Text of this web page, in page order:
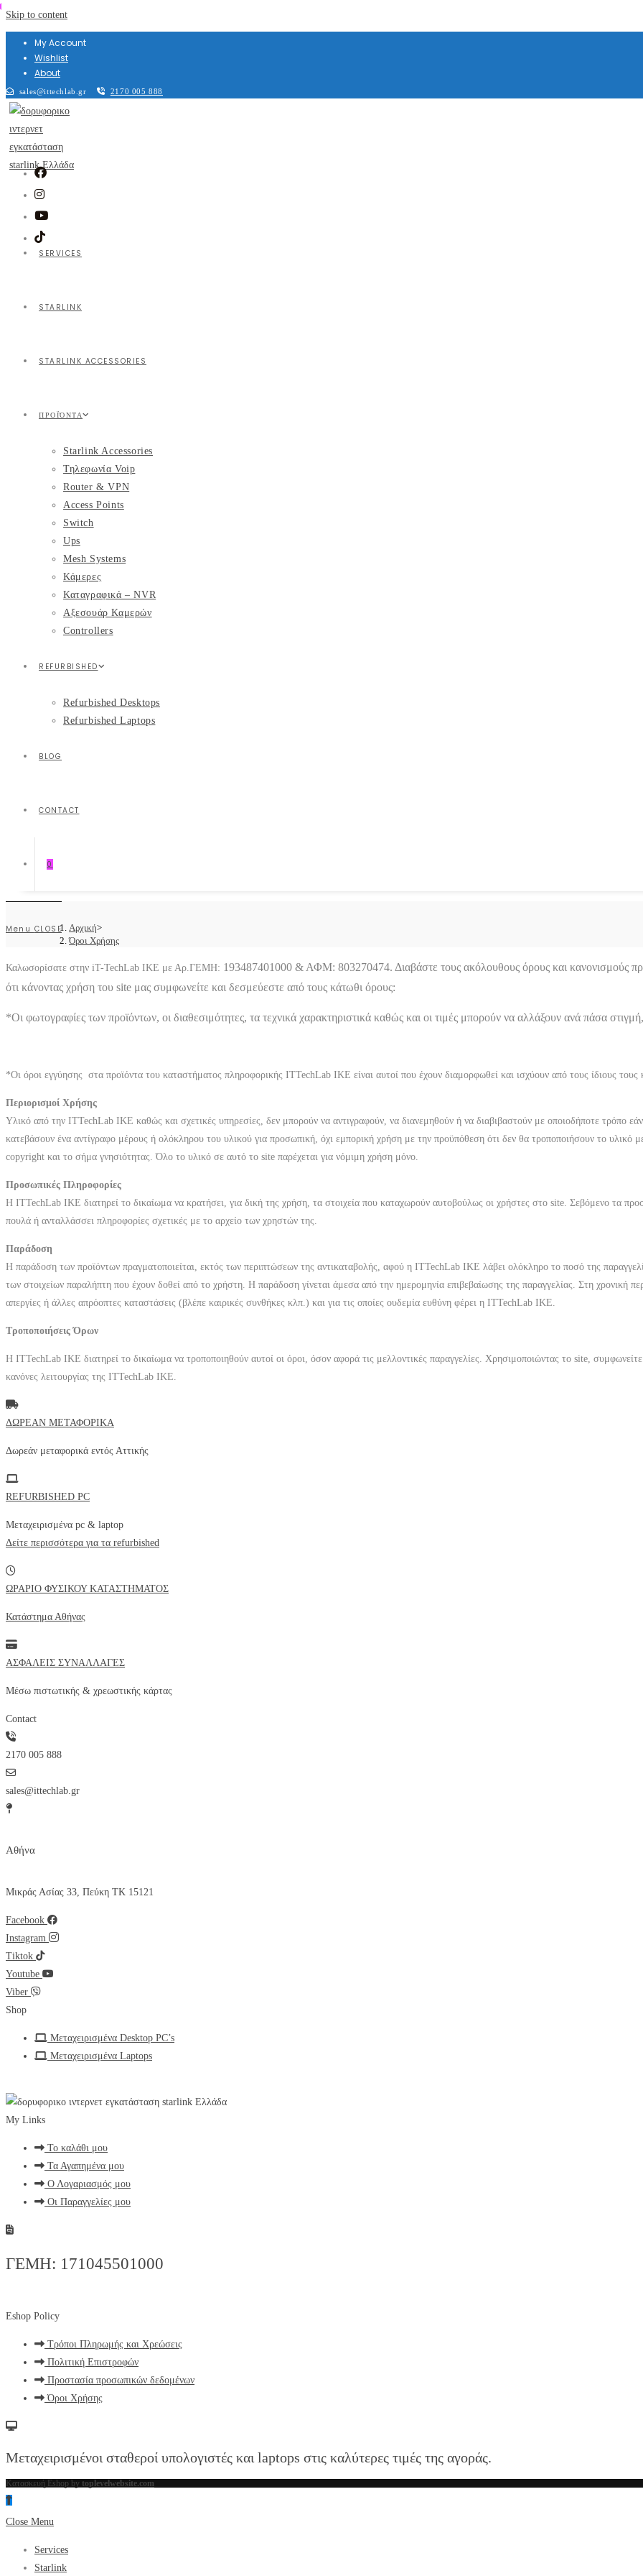
Skip to content
My Account
Wishlist
About
sales@ittechlab.gr 2170 005 888
SERVICES
STARLINK
STARLINK ACCESSORIES
ΠΡΟΪΌΝΤΑ
Starlink Accessories
Τηλεφωνία Voip
Router & VPN
Access Points
Switch
Ups
Mesh Systems
Κάμερες
Καταγραφικά – NVR
Αξεσουάρ Καμερών
Controllers
REFURBISHED
Refurbished Desktops
Refurbished Laptops
BLOG
CONTACT
0
Menu CLOSE Αρχική>
Όροι Χρήσης
Καλωσορίσατε στην iT-TechLab IKE με Αρ.ΓΕΜΗ: 193487401000 & ΑΦΜ: 803270474. Διαβάστε τους ακόλουθους όρους και κανονισμούς
ότι κάνοντας χρήση του site μας συμφωνείτε και δεσμεύεστε από τους κάτωθι όρους:
*Οι φωτογραφίες των προϊόντων, οι διαθεσιμότητες, τα τεχνικά χαρακτηριστικά καθώς και οι τιμές μπορούν να αλλάξουν ανά πάσα
*Οι όροι εγγύησης στα προϊόντα του καταστήματος πληροφορικής ITTechLab IKE είναι αυτοί που έχουν διαμορφωθεί και ισχύουν από τους ίδιους
Περιορισμοί Χρήσης
Υλικό από την ITTechLab IKE καθώς και σχετικές υπηρεσίες, δεν μπορούν να αντιγραφούν, να διανεμηθούν ή να διαβιβαστούν με οποιοδήποτε τρόπο
κατεβάσουν ένα αντίγραφο μέρους ή ολόκληρου του υλικού για προσωπική, όχι εμπορική χρήση με την προϋπόθεση ότι δεν θα τροποποιήσουν το υλικό
copyright και το σήμα γνησιότητας. Όλο το υλικό σε αυτό το site παρέχεται για νόμιμη χρήση μόνο.
Προσωπικές Πληροφορίες
Η ITTechLab IKE διατηρεί το δικαίωμα να κρατήσει, για δική της χρήση, τα στοιχεία που καταχωρούν αυτοβούλως οι χρήστες στο site. Σεβόμενο τα
πουλά ή ανταλλάσσει πληροφορίες σχετικές με το αρχείο των χρηστών της.
Παράδοση
Η παράδοση των προϊόντων πραγματοποιείται, εκτός των περιπτώσεων της αντικαταβολής, αφού η ITTechLab IKE λάβει ολόκληρο το ποσό της
των στοιχείων παραλήπτη που έχουν δοθεί από το χρήστη. Η παράδοση γίνεται άμεσα από την ημερομηνία επιβεβαίωσης της παραγγελίας. Στη χρονική
απεργίες ή άλλες απρόοπτες καταστάσεις (βλέπε καιρικές συνθήκες κλπ.) και για τις οποίες ουδεμία ευθύνη φέρει η ITTechLab IKE.
Τροποποιήσεις Όρων
H ITTechLab IKE διατηρεί το δικαίωμα να τροποποιηθούν αυτοί οι όροι, όσον αφορά τις μελλοντικές παραγγελίες. Χρησιμοποιώντας το site,
κανόνες λειτουργίας της ITTechLab IKE.
ΔΩΡΕΑΝ ΜΕΤΑΦΟΡΙΚΑ
Δωρεάν μεταφορικά εντός Αττικής
REFURBISHED PC
Μεταχειρισμένα pc & laptop
Δείτε περισσότερα για τα refurbished
ΩΡΑΡΙΟ ΦΥΣΙΚΟΥ ΚΑΤΑΣΤΗΜΑΤΟΣ
Κατάστημα Αθήνας
ΑΣΦΑΛΕΙΣ ΣΥΝΑΛΛΑΓΕΣ
Μέσω πιστωτικής & χρεωστικής κάρτας
Contact
2170 005 888
sales@ittechlab.gr
Αθήνα
Μικράς Ασίας 33, Πεύκη ΤΚ 15121
Facebook
Instagram
Tiktok
Youtube
Viber
Shop
Μεταχειρισμένα Desktop PC’s
Μεταχειρισμένα Laptops
My Links
Το καλάθι μου
Τα Αγαπημένα μου
Ο Λογαριασμός μου
Οι Παραγγελίες μου
ΓΕΜΗ: 171045501000
Eshop Policy
Τρόποι Πληρωμής και Χρεώσεις
Πολιτική Επιστροφών
Προστασία προσωπικών δεδομένων
Όροι Χρήσης
Μεταχειρισμένοι σταθεροί υπολογιστές και laptops στις καλύτερες τιμές της αγοράς.
Κατασκευή Eshop by toplevelwebsite.com
Close Menu
Services
Starlink